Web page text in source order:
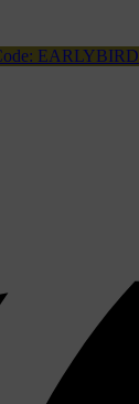
EARLYBIRD